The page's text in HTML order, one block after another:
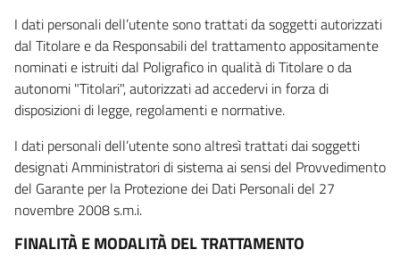
I dati personali dell’utente sono trattati da soggetti autorizzati
dal Titolare e da Responsabili del trattamento appositamente
nominati e istruiti dal Poligrafico in qualità di Titolare o da
autonomi "Titolari", autorizzati ad accedervi in forza di
disposizioni di legge, regolamenti e normative.
I dati personali dell’utente sono altresì trattati dai soggetti
designati Amministratori di sistema ai sensi del Provvedimento
del Garante per la Protezione dei Dati Personali del 27
novembre 2008 s.m.i.
FINALITÀ E MODALITÀ DEL TRATTAMENTO